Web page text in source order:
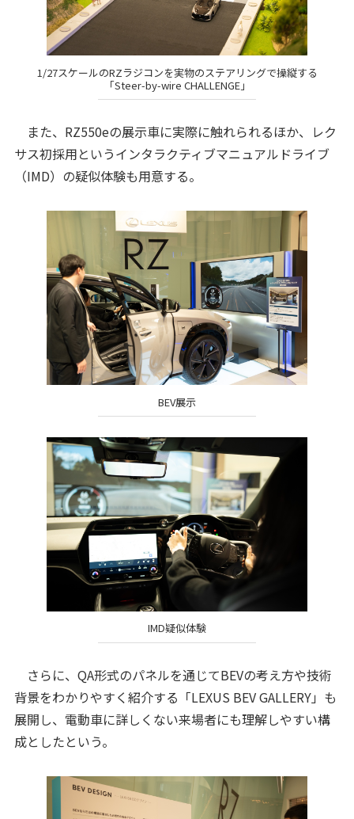
1/27スケールのRZラジコンを実物のステアリングで操縦する
「Steer-by-wire CHALLENGE」
また、RZ550eの展示車に実際に触れられるほか、レク
サス初採用というインタラクティブマニュアルドライブ
（IMD）の疑似体験も用意する。
BEV展示
IMD疑似体験
さらに、QA形式のパネルを通じてBEVの考え方や技術
背景をわかりやすく紹介する「LEXUS BEV GALLERY」も
展開し、電動車に詳しくない来場者にも理解しやすい構
成としたという。